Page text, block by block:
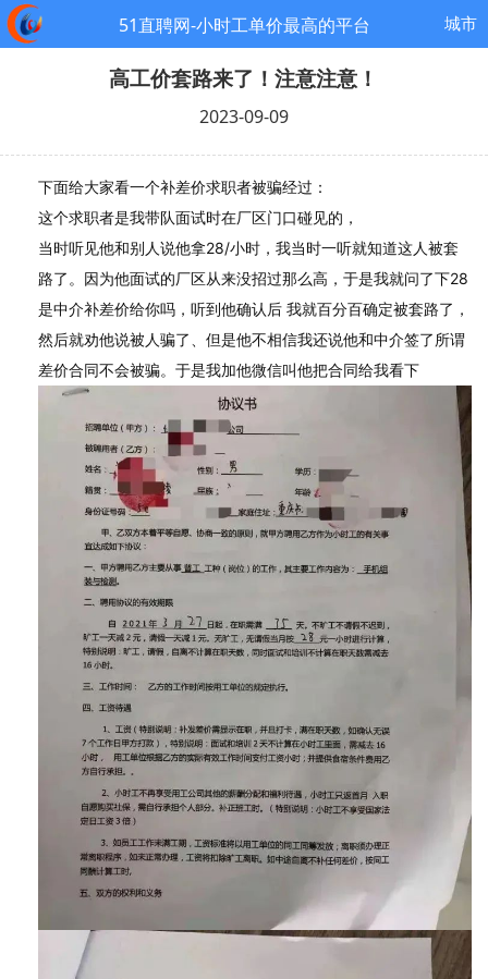
51直聘网-小时工单价最高的平台 城市
高工价套路来了！注意注意！
2023-09-09
下面给大家看一个补差价求职者被骗经过：
这个求职者是我带队面试时在厂区门口碰见的，
当时听见他和别人说他拿28/小时，我当时一听就知道这人被套
路了。因为他面试的厂区从来没招过那么高，于是我就问了下28
是中介补差价给你吗，听到他确认后 我就百分百确定被套路了，
然后就劝他说被人骗了、但是他不相信我还说他和中介签了所谓
差价合同不会被骗。于是我加他微信叫他把合同给我看下